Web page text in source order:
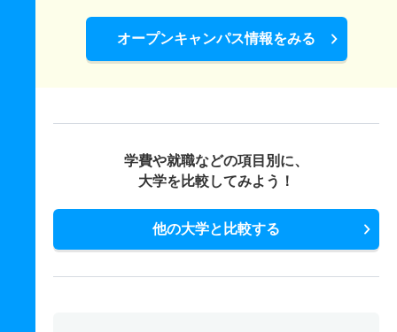
オープンキャンパス情報をみる
学費や就職などの項目別に、
大学を比較してみよう！
他の大学と比較する